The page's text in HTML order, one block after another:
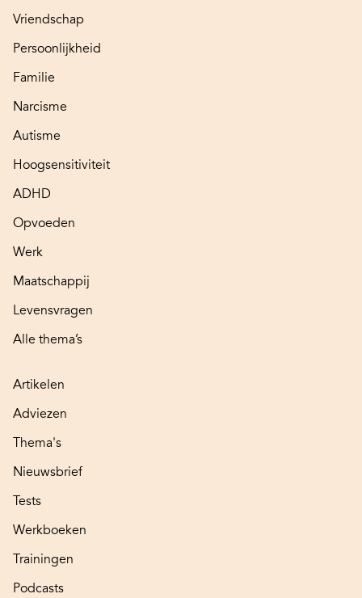
Vriendschap
Persoonlijkheid
Familie
Narcisme
Autisme
Hoogsensitiviteit
ADHD
Opvoeden
Werk
Maatschappij
Levensvragen
Alle thema’s
Artikelen
Adviezen
Thema's
Nieuwsbrief
Tests
Werkboeken
Trainingen
Podcasts